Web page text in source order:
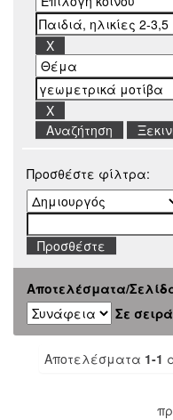
Προσθέστε φίλτρα:
Αποτελέσματα/
Σε σειρά
Αποτελέσματα 1-1